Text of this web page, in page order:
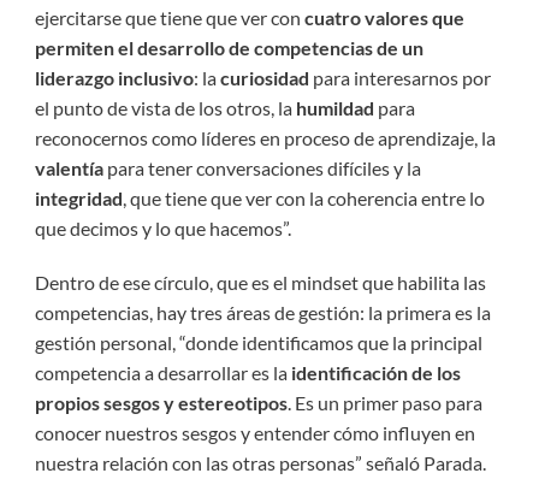
ejercitarse que tiene que ver con cuatro valores que
permiten el desarrollo de competencias de un
liderazgo inclusivo: lacuriosidad para interesarnos por
el punto de vista de los otros, la humildad para
reconocernos como líderes en proceso de aprendizaje, la
valentíapara tener conversaciones difíciles y la
integridad, que tiene que ver con la coherencia entre lo
que decimos y lo que hacemos”.
Dentro de ese círculo, que es el mindset que habilita las
competencias, hay tres áreas de gestión: la primera es la
gestión personal, “donde identificamos que la principal
competencia a desarrollar es la identificación de los
propios sesgos y estereotipos. Es un primer paso para
conocer nuestros sesgos y entender cómo influyen en
nuestra relación con las otras personas” señaló Parada.